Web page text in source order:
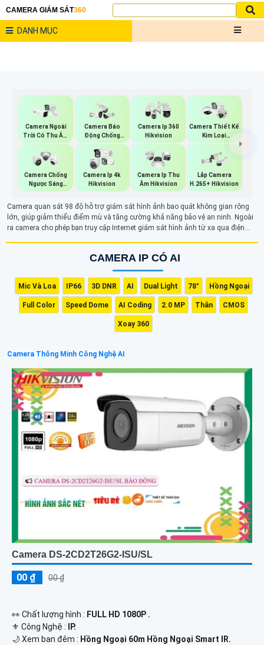
CAMERA GIÁM SÁT360
DANH MỤC
Camera Ngoài
Trời Có Thu Âm
Hik
Camera Báo
Động Chống
Trộm Hikvision
Camera Ip 360
Hikvision
Camera Thiết Kế
Kim Loại
Hikvision
Camera Chống
Ngược Sáng
Hikvision
Camera Ip 4k
Hikvision
Camera Ip Thu
Âm Hikvision
Lắp Camera
H.265+ Hikvision
Camera quan sát 98 độ hỗ trợ giám sát hình ảnh bao quát không gian rộng
lớn, giúp giảm thiểu điểm mù và tăng cường khả năng bảo vệ an ninh. Ngoài
ra camera cho phép bạn truy cập Internet giám sát hình ảnh từ xa qua điện
CAMERA IP CÓ AI
Mic Và Loa IP66 3D DNR AI Dual Light 78° Hồng Ngoại
Full Color Speed Dome AI Coding 2.0 MP Thân CMOS
Xoay 360
Camera Thông Minh Công Nghệ AI
Camera DS-2CD2T26G2-ISU/SL
00 ₫ 00 ₫
️👀 Chất lượng hình : FULL HD 1080P .
⚜️ Công Nghệ :
IP.
🌙 Xem ban đêm : Hồng Ngoại 60m Hồng Ngoại Smart IR.